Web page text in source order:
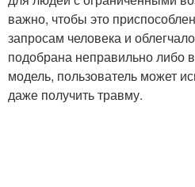
важно, чтобы это
запросам человека и
подобрана неправильно либо
модель, пользователь может
даже получить травму.